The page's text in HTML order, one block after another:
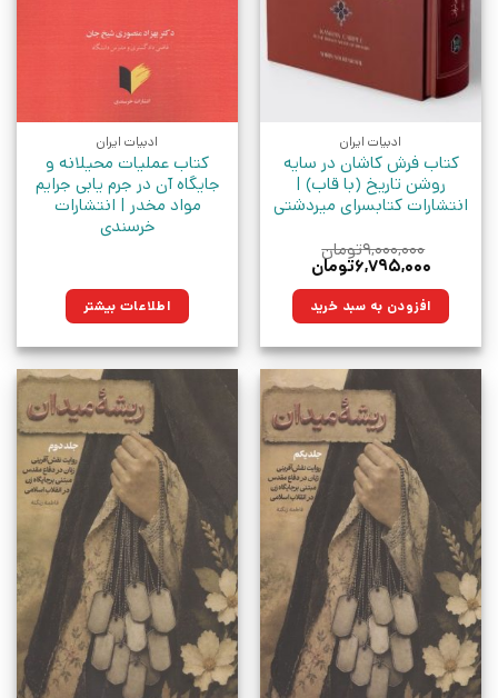
ادبیات ایران
کتاب فرش کاشان در سایه
روشن تاریخ (با قاب) |
انتشارات کتابسرای میردشتی
۹,۰۰۰,۰۰۰تومان
قیمت
۹,۰۰۰,۰۰۰تومان
بود.
۶,۷۹۵,۰۰۰تومان
۶,۷۹۵,۰۰۰تومان. افزودن به سبد خرید
ادبیات ایران
کتاب عملیات محیلانه و
جایگاه آن در جرم یابی جرایم
مواد مخدر | انتشارات
خرسندی
اطلاعات بیشتر